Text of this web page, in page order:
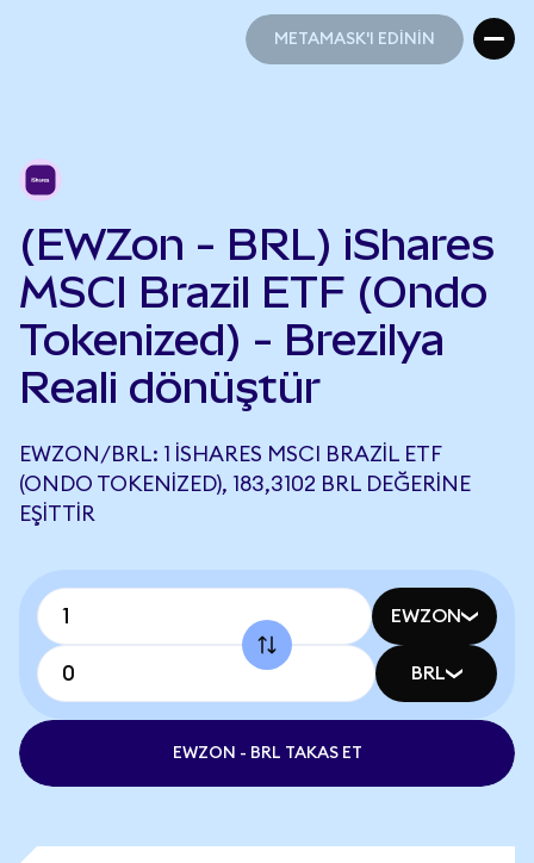
METAMASK'I EDİNİN
(EWZon - BRL) iShares
MSCI Brazil ETF (Ondo
Tokenized) - Brezilya
Reali dönüştür
EWZON/BRL: 1 ISHARES MSCI BRAZIL ETF
(ONDO TOKENIZED), 183,3102 BRL DEĞERINE
EŞITTIR
EWZON
BRL
EWZON - BRL TAKAS ET